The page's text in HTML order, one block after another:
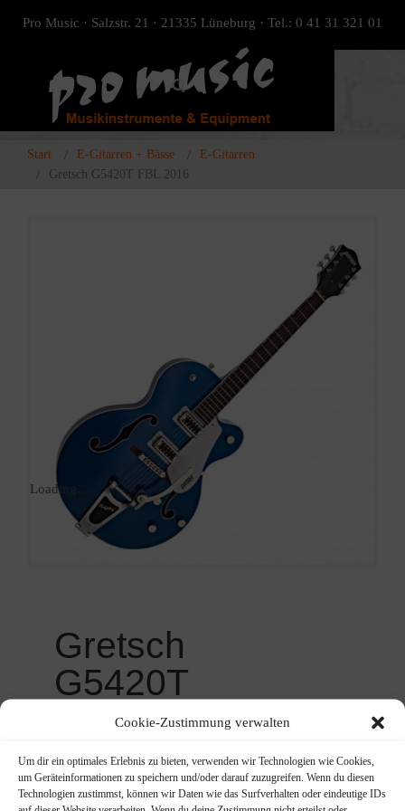
Cookie-Zustimmung verwalten
Um dir ein optimales Erlebnis zu bieten, verwenden wir Technologien wie Cookies,
um Geräteinformationen zu speichern und/oder darauf zuzugreifen. Wenn du diesen
Technologien zustimmst, können wir Daten wie das Surfverhalten oder eindeutige IDs
Pro Music · Salzstr. 21 · 21335 Lüneburg · Tel.: 0 41 31 321 01
Start E-Gitarren + Bässe
E-Gitarren
Gretsch G5420T FBL 2016
Loading...
Gretsch
G5420T
FBL 2016
Preis
war:
779,00€
Preis
ist:
929,00€
Electromatic Hollowbody mit